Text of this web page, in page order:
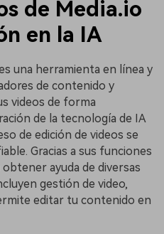
de Media.io
en la IA󠀲
una herramienta en línea y
de contenido y
videos de forma
de la tecnología de IA
de edición de videos se
Gracias a sus funciones
ayuda de diversas
gestión de video,
editar tu contenido en